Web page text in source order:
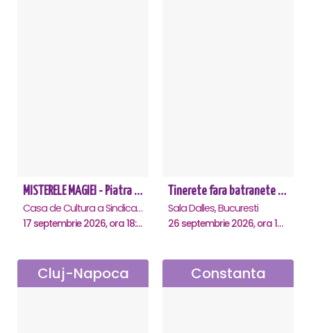
MISTERELE MAGIEI - Piatra Neamt
Casa de Cultura a Sindicatelor, Piatra-Neamt
17 septembrie 2026, ora 18:30
Tinerete fara batranete si viata fara de moarte
Sala Dalles, Bucuresti
26 septembrie 2026, ora 10:30
Cluj-Napoca Constanta